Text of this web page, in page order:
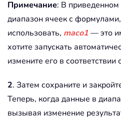
Примечание: В
диапазон ячеек с
использовать, maco1 — это
хотите запускать
измените его в
2. Затем сохраните и
Теперь, когда данные в
вызывая изменение